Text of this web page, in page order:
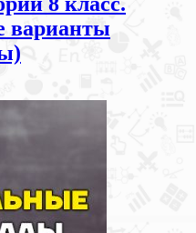
варианты